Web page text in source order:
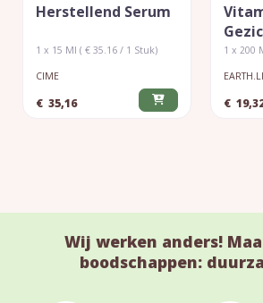
Herstellend Serum
1 x 15 Ml ( € 35.16 / 1 Stuk)
CIME
€ 35,16
1 x 200
€
Wij werken anders!
boodschappen: